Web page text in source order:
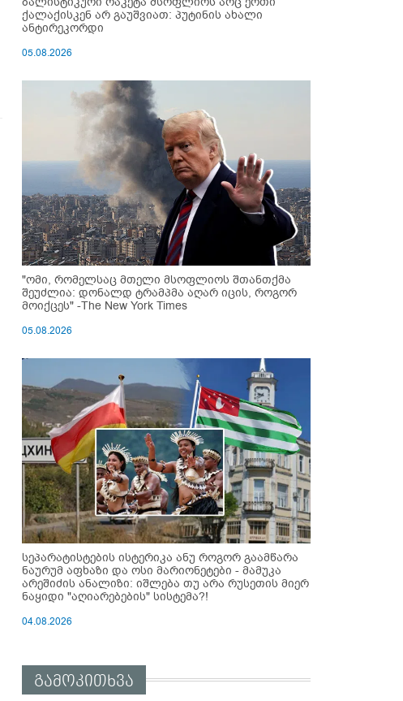
ქალაქისკენ არ გაუშვიათ: პუტინის ახალი
ანტირეკორდი
05.08.2026
"ომი, რომელსაც მთელი მსოფლიოს შთანთქმა
შეუძლია: დონალდ ტრამპმა აღარ იცის, როგორ
მოიქცეს" -The New York Times
05.08.2026
სეპარატისტების ისტერიკა ანუ როგორ გაამწარა
ნაურუმ აფხაზი და ოსი მარიონეტები - მამუკა
არეშიძის ანალიზი: იშლება თუ არა რუსეთის მიერ
ნაყიდი "აღიარებების" სისტემა?!
04.08.2026
გამოკითხვა